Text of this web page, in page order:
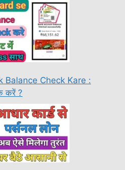
Balance Check Kare :
करें ?